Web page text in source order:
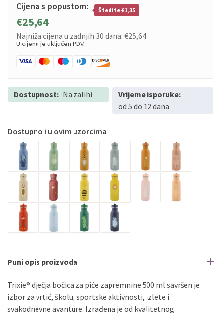
Cijena s popustom:
€25,64
Štedite €1,35
Najniža cijena u zadnjih 30 dana: €25,64
U cijenu je uključen PDV.
Dostupnost: Na zalihi
Vrijeme isporuke:
od 5 do 12 dana
Dostupno i u ovim uzorcima
Puni opis proizvoda
Trixie® dječja bočica za piće zapremnine 500 ml savršen je
izbor za vrtić, školu, sportske aktivnosti, izlete i
svakodnevne avanture. Izrađena je od kvalitetnog